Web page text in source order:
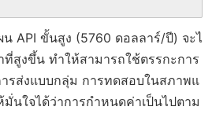
API ขั้นสูง (5760 ดอลลาร์/ปี) จะไ
สูงขึ้น ทำให้สามารถใช้ตรรกะการ
ารส่งแบบกลุ่ม การทดสอบในสภาพแ
นใจได้ว่าการกำหนดค่าเป็นไปตาม